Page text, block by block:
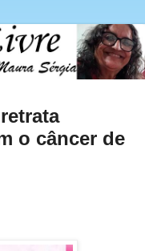
o câncer de